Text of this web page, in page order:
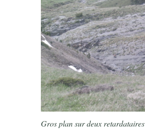
Gros plan sur deux retardataires